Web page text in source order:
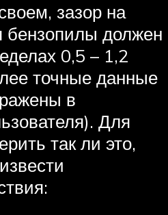
зазор на
бензопилы должен
0,5 – 1,2
точные данные
в
Для
так ли это,